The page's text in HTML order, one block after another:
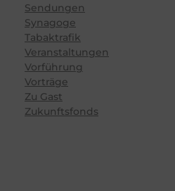
Sendungen
Synagoge
Tabaktrafik
Veranstaltungen
Vorführung
Vorträge
Zu Gast
Zukunftsfonds